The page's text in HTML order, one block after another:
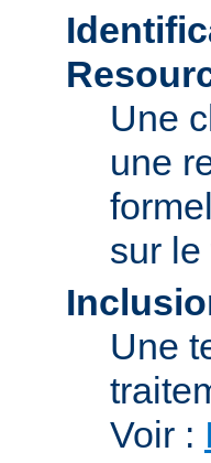
Une
une
sur
Une
Voir :